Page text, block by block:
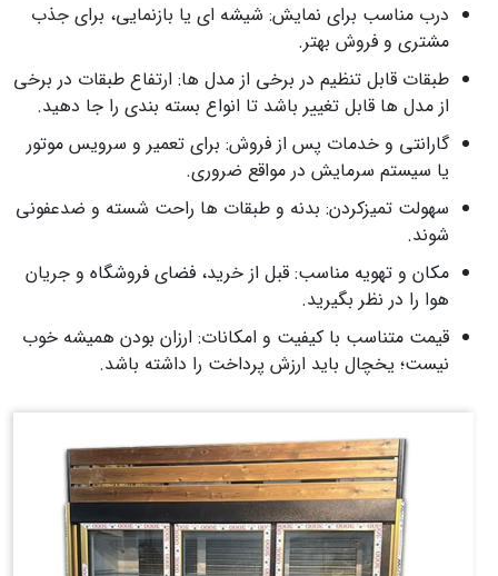
درب مناسب برای نمایش: شیشه‌ ای یا بازنمایی، برای جذب
مشتری و فروش بهتر.
طبقات قابل تنظیم در برخی از مدل ها: ارتفاع طبقات در برخی
از مدل ها قابل تغییر باشد تا انواع بسته‌ بندی را جا دهید.
گارانتی و خدمات پس از فروش: برای تعمیر و سرویس موتور
یا سیستم سرمایش در مواقع ضروری.
سهولت تمیزکردن: بدنه و طبقات ها راحت شسته و ضدعفونی
شوند.
مکان و تهویه مناسب: قبل از خرید، فضای فروشگاه و جریان
هوا را در نظر بگیرید.
قیمت متناسب با کیفیت و امکانات: ارزان بودن همیشه خوب
نیست؛ یخچال باید ارزش پرداخت را داشته باشد.